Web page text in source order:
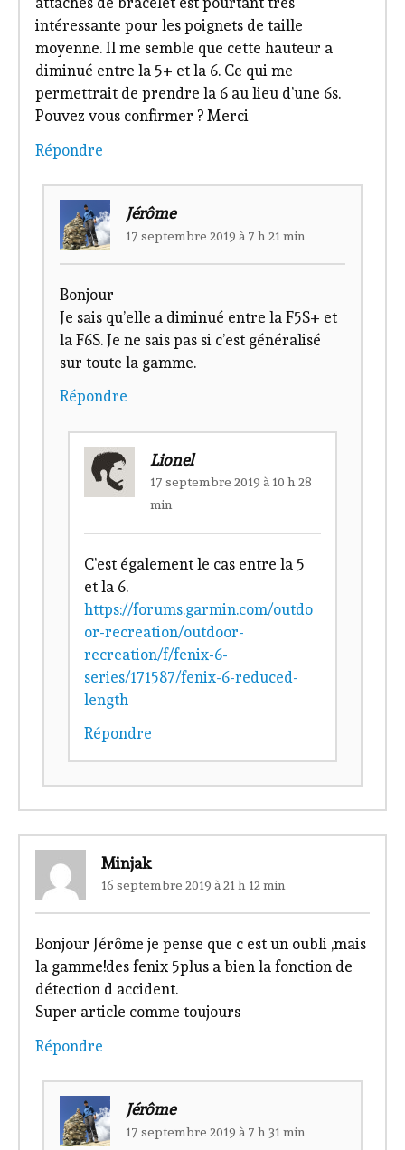
intéressante pour les poignets de taille
moyenne. Il me semble que cette hauteur a
diminué entre la 5+ et la 6. Ce qui me
permettrait de prendre la 6 au lieu d’une 6s.
Pouvez vous confirmer ? Merci
Répondre
Jérôme
17 septembre 2019 à 7 h 21 min
Bonjour
Je sais qu’elle a diminué entre la F5S+ et
la F6S. Je ne sais pas si c’est généralisé
sur toute la gamme.
Répondre
Lionel
17 septembre 2019 à 10 h 28
min
C’est également le cas entre la 5
et la 6.
https://forums.garmin.com/outdo
or-recreation/outdoor-
recreation/f/fenix-6-
series/171587/fenix-6-reduced-
length
Répondre
Minjak
16 septembre 2019 à 21 h 12 min
Bonjour Jérôme je pense que c est un oubli ,mais
la gamme!des fenix 5plus a bien la fonction de
détection d accident.
Super article comme toujours
Répondre
Jérôme
17 septembre 2019 à 7 h 31 min